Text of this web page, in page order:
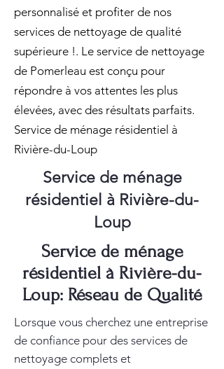
personnalisé et profiter de nos
services de nettoyage de qualité
supérieure !. Le service de nettoyage
de Pomerleau est conçu pour
répondre à vos attentes les plus
élevées, avec des résultats parfaits.
Service de ménage résidentiel à
Rivière-du-Loup
Service de ménage
résidentiel à Rivière-du-
Loup
Service de ménage
résidentiel à Rivière-du-
Loup: Réseau de Qualité
Lorsque vous cherchez une entreprise
de confiance pour des services de
nettoyage complets et